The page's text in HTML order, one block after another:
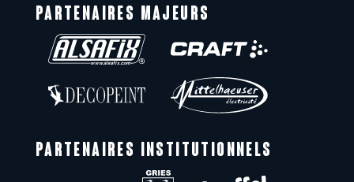
PARTENAIRES MAJEURS
PARTENAIRES INSTITUTIONNELS